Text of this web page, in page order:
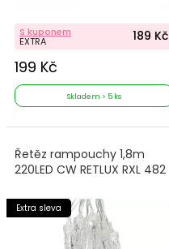
S kuponem
EXTRA 189 Kč
199 Kč
Skladem > 5 ks
Řetěz rampouchy 1,8m
220LED CW RETLUX RXL 482
Extra sleva